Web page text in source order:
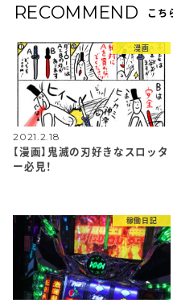
RECOMMEND こち
漫画
2021.2.18
【漫画】鬼滅の刃好きなスロッタ
ー必見！
稼働日記